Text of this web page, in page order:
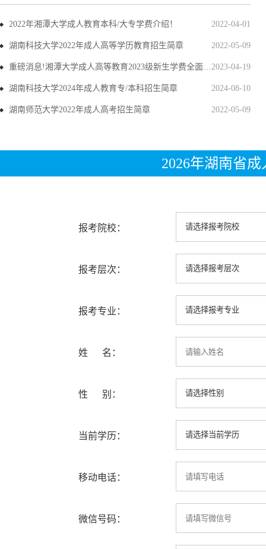
2022-04-01
2022年湘潭大学成人教育本科/大专学费介绍！
2022-05-09
湖南科技大学2022年成人高等学历教育招生简章
2023-04-19
重磅消息!湘潭大学成人高等教育2023级新生学费全面上调
2024-08-10
湖南科技大学2024年成人教育专/本科招生简章
2022-05-09
湖南师范大学2022年成人高考招生简章
2026年湖南省
报考院校：
报考层次：
报考专业：
姓 名：
性 别：
当前学历：
移动电话：
微信号码：